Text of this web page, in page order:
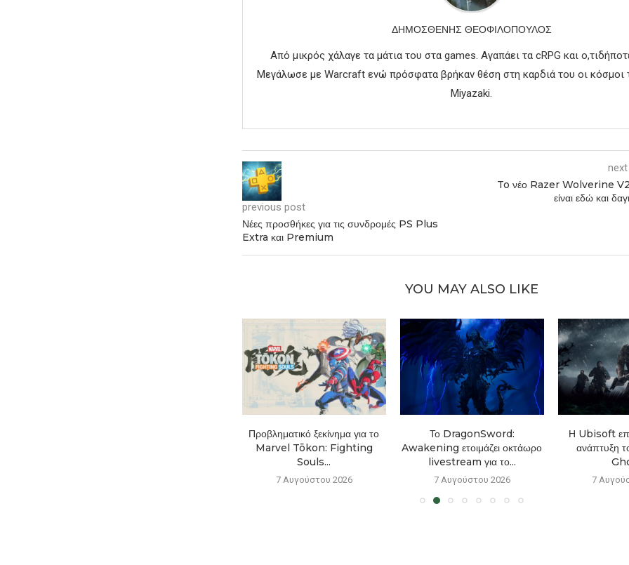
ΔΗΜΟΣΘΈΝΗΣ ΘΕΟΦΙΛΌΠΟΥΛΟΣ
Από μικρός χάλαγε τα μάτια του στα games. Αγαπάει τα cRPG και
Μεγάλωσε με Warcraft ενώ πρόσφατα βρήκαν θέση στη καρδιά του οι κόσμοι
Miyazaki.
previous post
Νέες προσθήκες για τις συνδρομές PS Plus
Extra και Premium
To νέο Razer Wolverine
είναι εδώ και
YOU MAY ALSO LIKE
Προβληματικό ξεκίνημα για το
Marvel Tōkon: Fighting
Souls...
7 Αυγούστου 2026
Το DragonSword:
Awakening ετοιμάζει οκτάωρο
livestream για το...
7 Αυγούστου 2026
Η Ubisoft
ανάπτυξη
7